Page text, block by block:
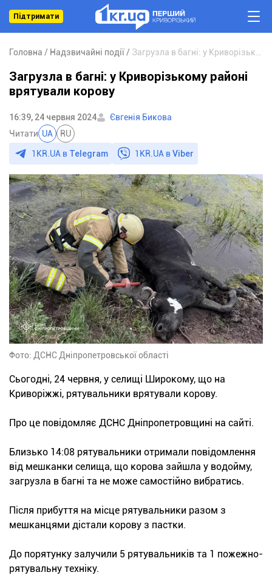
Підтримати
Головна Надзвичайні події
Загрузла в багні: у Криворізькому районі
врятували корову
16:39, 24 червня 2024
Євгенія Бикова
Читати UA RU
1KR.UA в Telegram 1KR.UA вViber
Фото: ДСНС Дніпропетровської області
Сьогодні, 24 червня, у селищі Широкому, що на
Криворіжжі, рятувальники врятували корову.
Про це повідомляє ДСНС Дніпропетровщині на сайті.
Близько 14:08 рятувальники отримали повідомлення
від мешканки селища, що корова зайшла у водойму,
загрузла в багні та не може самостійно вибратись.
Після прибуття на місце рятувальники разом з
мешканцями дістали корову з пастки.
До порятунку залучили 5 рятувальників та 1 пожежно-
рятувальну техніку.